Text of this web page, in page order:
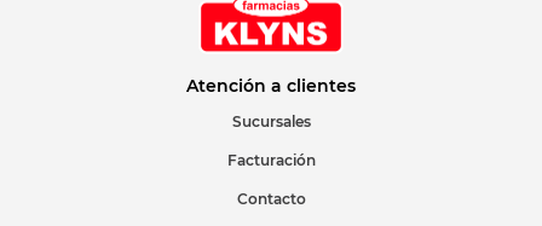
Correo electrónicoAtención a clientes
Sucursales
Facturación
Contacto